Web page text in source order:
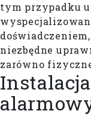
tym przypadku
niezbędne
zarówno